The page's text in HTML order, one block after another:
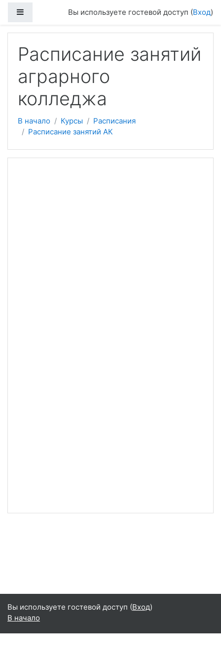
Боковая панельВы используете гостевой доступ (Вход)
Расписание занятий
аграрного
колледжа
В начало Курсы
Расписания
Расписание занятий АК
Вы используете гостевой доступ (Вход)
В начало
Русский ‎(ru)‎